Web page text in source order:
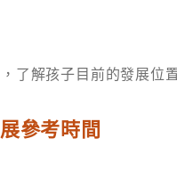
了解孩子目前的發展位
參考時間